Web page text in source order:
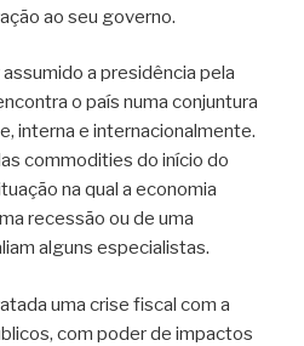
ao seu governo.
a presidência pela
o país numa conjuntura
interna e internacionalmente.
commodities do início do
na qual a economia
recessão ou de uma
alguns especialistas.
uma crise fiscal com a
com poder de impactos